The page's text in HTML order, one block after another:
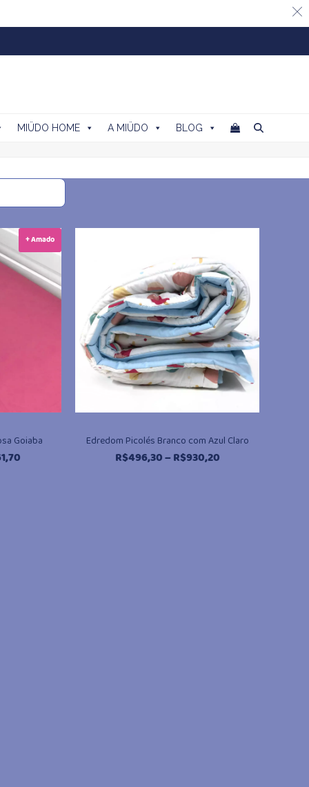
MIÜDO HOME A MIÜDO
BLOG
+ Amado
Goiaba
Faixa
Edredom Picolés Branco com Azul Claro
R$496,30–R$930,20Faixa